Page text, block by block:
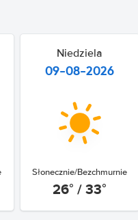
Niedziela
09-08-2026
Słonecznie/Bezchmurnie
26° / 33°